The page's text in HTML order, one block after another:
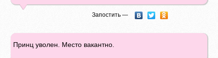
Запостить —
Принц уволен. Место вакантно.